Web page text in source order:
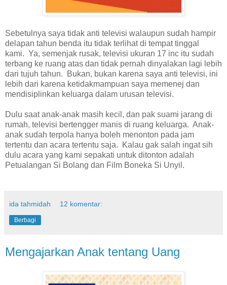
Sebetulnya saya tidak anti televisi walaupun sudah hampir
delapan tahun benda itu tidak terlihat di tempat tinggal
kami. Ya, semenjak rusak, televisi ukuran 17 inc itu sudah
terbang ke ruang atas dan tidak pernah dinyalakan lagi lebih
dari tujuh tahun. Bukan, bukan karena saya anti televisi, ini
lebih dari karena ketidakmampuan saya memenej dan
mendisiplinkan keluarga dalam urusan televisi.
Dulu saat anak-anak masih kecil, dan pak suami jarang di
rumah, televisi bertengger manis di ruang keluarga. Anak-
anak sudah terpola hanya boleh menonton pada jam
tertentu dan acara tertentu saja. Kalau gak salah ingat sih
dulu acara yang kami sepakati untuk ditonton adalah
Petualangan Si Bolang dan Film Boneka Si Unyil.
ida tahmidah 12 komentar:
Berbagi
Mengajarkan Anak tentang Uang